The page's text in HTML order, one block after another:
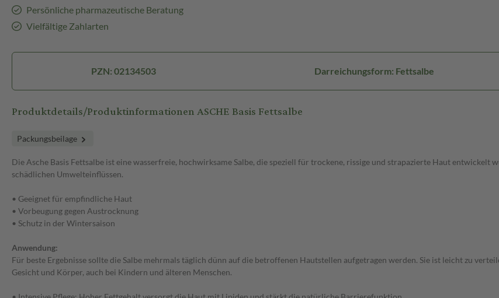
Persönliche pharmazeutische Beratung
Vielfältige Zahlarten
PZN: 02134503 Darreichungsform: Fettsalbe
Produktdetails/Produktinformationen ASCHE Basis Fettsalbe
Packungsbeilage
Die Asche Basis Fettsalbe ist eine wasserfreie, hochwirksame Salbe, die speziell für trockene, rissige und strapazierte Haut
schädlichen Umwelteinflüssen.
• Geeignet für empfindliche Haut
• Vorbeugung gegen Austrocknung
• Schutz in der Wintersaison
Anwendung:
Für beste Ergebnisse sollte die Salbe mehrmals täglich dünn auf die betroffenen Hautstellen aufgetragen werden. Sie ist leicht zu
Gesicht und Körper, auch bei Kindern und älteren Menschen.